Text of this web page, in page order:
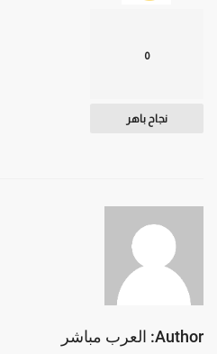
0
نجاح باهر
Author: العرب مباشر